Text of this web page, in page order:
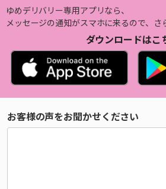
ゆめデリバリー専用アプリなら、
メッセージの通知がスマホに来るので、さ
ダウンロードはこ
お客様の声をお聞かせください